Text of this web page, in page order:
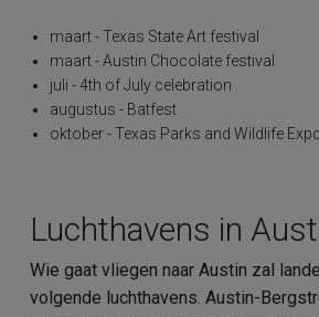
maart - Texas State Art festival
maart - Austin Chocolate festival
juli - 4th of July celebration
augustus - Batfest
oktober - Texas Parks and Wildlife
Luchthavens in
Wie gaat vliegen naar Austin zal
volgende luchthavens. Austin-